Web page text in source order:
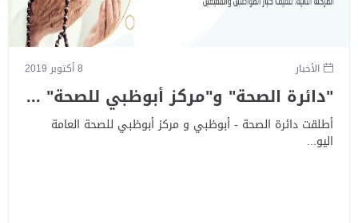
الأخبار 8 أكتوبر 2019
"دائرة الصحة" و"مركز أبوظبي للصحة" ...
أطلقت دائرة الصحة - أبوظبي و مركز أبوظبي للصحة العامة
اليو...